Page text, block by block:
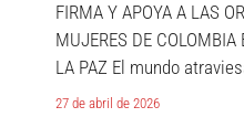
FIRMA Y APOYA A LAS
MUJERES DE COLOMBIA
LA PAZ El mundo
27 de abril de 2026